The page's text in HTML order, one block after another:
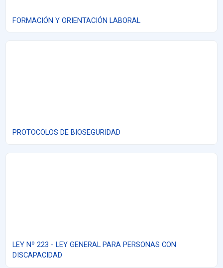
FORMACIÓN Y ORIENTACIÓN LABORAL
PROTOCOLOS DE BIOSEGURIDAD
LEY Nº 223 - LEY GENERAL PARA PERSONAS CON
DISCAPACIDAD